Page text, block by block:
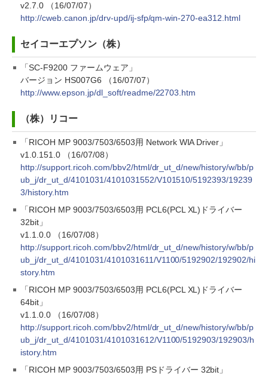
v2.7.0 （16/07/07）
http://cweb.canon.jp/drv-upd/ij-sfp/qm-win-270-ea312.html
セイコーエプソン（株）
「SC-F9200 ファームウェア」
バージョン HS007G6 （16/07/07）
http://www.epson.jp/dl_soft/readme/22703.htm
（株）リコー
「RICOH MP 9003/7503/6503用 Network WIA Driver」
v1.0.151.0 （16/07/08）
http://support.ricoh.com/bbv2/html/dr_ut_d/new/history/w/bb/p
ub_j/dr_ut_d/4101031/4101031552/V101510/5192393/19239
3/history.htm
「RICOH MP 9003/7503/6503用 PCL6(PCL XL)ドライバー
32bit」
v1.1.0.0 （16/07/08）
http://support.ricoh.com/bbv2/html/dr_ut_d/new/history/w/bb/p
ub_j/dr_ut_d/4101031/4101031611/V1100/5192902/192902/hi
story.htm
「RICOH MP 9003/7503/6503用 PCL6(PCL XL)ドライバー
64bit」
v1.1.0.0 （16/07/08）
http://support.ricoh.com/bbv2/html/dr_ut_d/new/history/w/bb/p
ub_j/dr_ut_d/4101031/4101031612/V1100/5192903/192903/h
istory.htm
「RICOH MP 9003/7503/6503用 PSドライバー 32bit」